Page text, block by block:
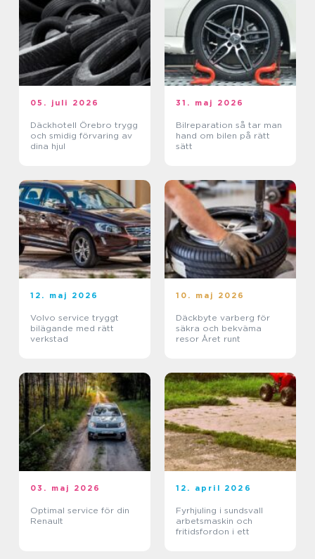
05. juli 2026
Däckhotell Örebro trygg
och smidig förvaring av
dina hjul
31. maj 2026
Bilreparation så tar man
hand om bilen på rätt
sätt
12. maj 2026
Volvo service tryggt
bilägande med rätt
verkstad
10. maj 2026
Däckbyte varberg för
säkra och bekväma
resor Året runt
03. maj 2026
Optimal service för din
Renault
12. april 2026
Fyrhjuling i sundsvall
arbetsmaskin och
fritidsfordon i ett